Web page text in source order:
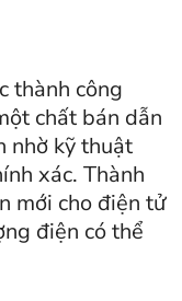
thành công
chất bán dẫn
nhờ kỹ thuật
xác. Thành
mới cho điện tử
điện có thể